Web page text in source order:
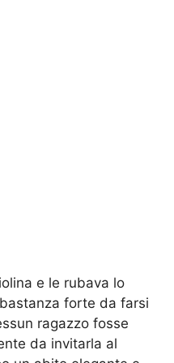
e le rubava lo
forte da farsi
ragazzo fosse
da invitarla al